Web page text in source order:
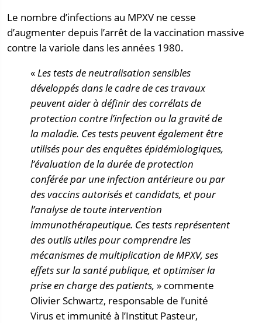
Le nombre d’infections au MPXV ne cesse
d’augmenter depuis l’arrêt de la vaccination massive
contre la variole dans les années 1980.
«Les tests de neutralisation sensibles
développés dans le cadre de ces travaux
peuvent aider à définir des corrélats de
protection contre l’infection ou la gravité de
la maladie. Ces tests peuvent également être
utilisés pour des enquêtes épidémiologiques,
l’évaluation de la durée de protection
conférée par une infection antérieure ou par
des vaccins autorisés et candidats, et pour
l’analyse de toute intervention
immunothérapeutique. Ces tests représentent
des outils utiles pour comprendre les
mécanismes de multiplication de MPXV, ses
effets sur la santé publique, et optimiser la
prise en charge des patients, » commente
Olivier Schwartz, responsable de l’unité
Virus et immunité à l’Institut Pasteur,